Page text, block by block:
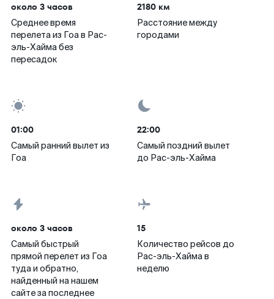
около 3 часов
Среднее время
перелета из Гоа в Рас-
эль-Хайма без
пересадок
2180 км
Расстояние между
городами
01:00
Самый ранний вылет из
Гоа
22:00
Самый поздний вылет
до Рас-эль-Хайма
около 3 часов
Самый быстрый
прямой перелет из Гоа
туда и обратно,
найденный на нашем
сайте за последнее
15
Количество рейсов до
Рас-эль-Хайма в
неделю